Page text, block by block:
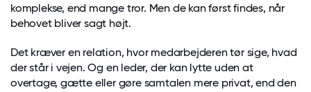
komplekse, end mange tror. Men de kan først findes, når
behovet bliver sagt højt.
Det kræver en relation, hvor medarbejderen tør sige, hvad
der står i vejen. Og en leder, der kan lytte uden at
overtage, gætte eller gøre samtalen mere privat, end den